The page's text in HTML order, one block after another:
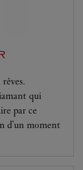
qui
par ce
d'un moment